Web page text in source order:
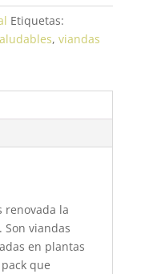
Etiquetas:
, viandas
renovada la
Son viandas
en plantas
que